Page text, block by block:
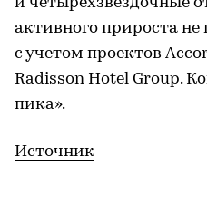
активного прироста
с учетом проектов
Radisson Hotel Group.
пика».
Источник